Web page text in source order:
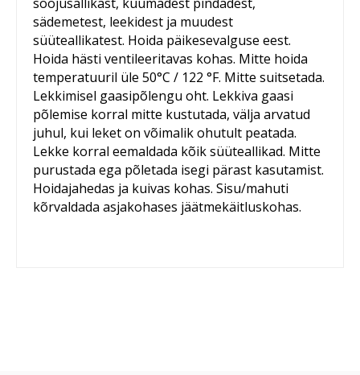
sädemetest, leekidest ja muudest
süüteallikatest. Hoida päikesevalguse eest.
Hoida hästi ventileeritavas kohas. Mitte hoida
temperatuuril üle 50°C / 122 °F. Mitte suitsetada.
Lekkimisel gaasipõlengu oht. Lekkiva gaasi
põlemise korral mitte kustutada, välja arvatud
juhul, kui leket on võimalik ohutult peatada.
Lekke korral eemaldada kõik süüteallikad. Mitte
purustada ega põletada isegi pärast kasutamist.
Hoidajahedas ja kuivas kohas. Sisu/mahuti
kõrvaldada asjakohases jäätmekäitluskohas.